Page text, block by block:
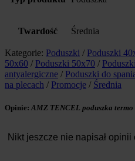
Twardość Średnia
Kategorie: Poduszki / Poduszki
50x60 / Poduszki 50x70 /
antyalergiczne / Poduszki do
na plecach / Promocje / Średnia
Opinie: AMZ TENCEL poduszka termo
Nikt jeszcze nie napisał opinii